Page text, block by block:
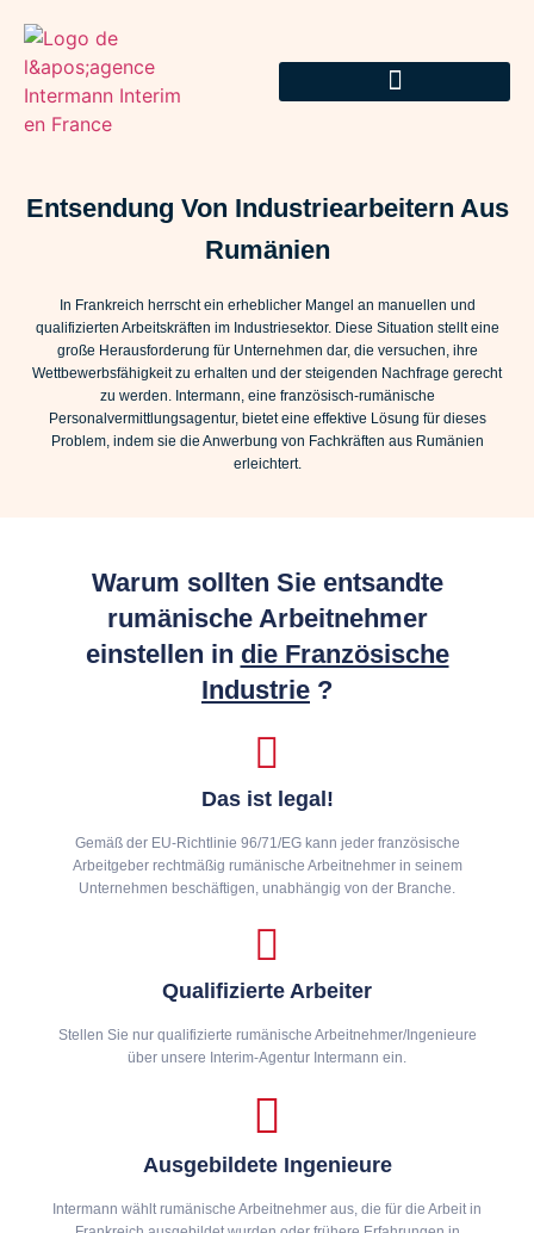
Entsendung Von Industriearbeitern Aus
Rumänien
In Frankreich herrscht ein erheblicher Mangel an manuellen und
qualifizierten Arbeitskräften im Industriesektor. Diese Situation stellt eine
große Herausforderung für Unternehmen dar, die versuchen, ihre
Wettbewerbsfähigkeit zu erhalten und der steigenden Nachfrage gerecht
zu werden. Intermann, eine französisch-rumänische
Personalvermittlungsagentur, bietet eine effektive Lösung für dieses
Problem, indem sie die Anwerbung von Fachkräften aus Rumänien
erleichtert.
Warum sollten Sie entsandte
rumänische Arbeitnehmer
einstellen in die Französische
Industrie ?
Das ist legal!
Gemäß der EU-Richtlinie 96/71/EG kann jeder französische
Arbeitgeber rechtmäßig rumänische Arbeitnehmer in seinem
Unternehmen beschäftigen, unabhängig von der Branche.
Qualifizierte Arbeiter
Stellen Sie nur qualifizierte rumänische Arbeitnehmer/Ingenieure
über unsere Interim-Agentur Intermann ein.
Ausgebildete Ingenieure
Intermann wählt rumänische Arbeitnehmer aus, die für die Arbeit in